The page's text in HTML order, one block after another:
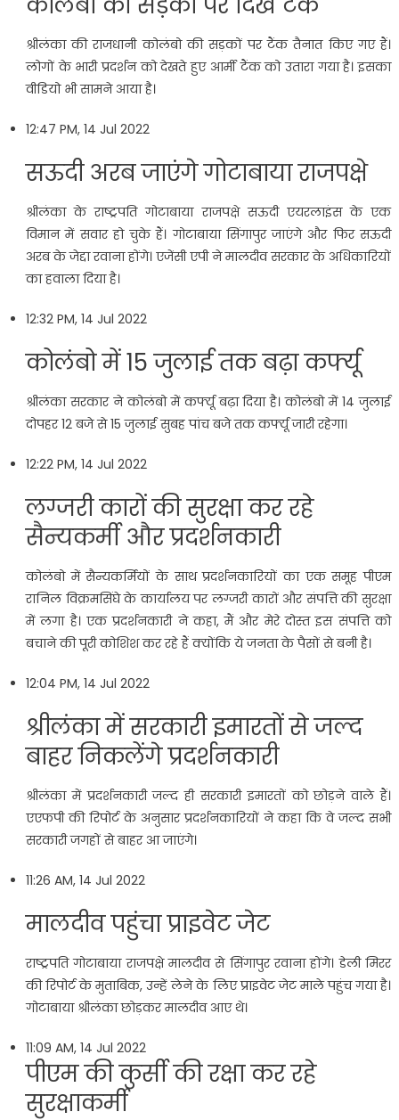
श्रीलंका की राजधानी कोलंबो की सड़कों पर टैंक तैनात किए गए हैं।
लोगों के भारी प्रदर्शन को देखते हुए आर्मी टैंक को उतारा गया है। इसका
वीडियो भी सामने आया है।
12:47 PM, 14 Jul 2022
सऊदी अरब जाएंगे गोटाबाया राजपक्षे
श्रीलंका के राष्ट्रपति गोटाबाया राजपक्षे सऊदी एयरलाइंस के एक
विमान में सवार हो चुके हैं। गोटाबाया सिंगापुर जाएंगे और फिर सऊदी
अरब के जेद्दा रवाना होंगे। एजेंसी एपी ने मालदीव सरकार के अधिकारियों
का हवाला दिया है।
12:32 PM, 14 Jul 2022
कोलंबो में 15 जुलाई तक बढ़ा कर्फ्यू
श्रीलंका सरकार ने कोलंबो में कर्फ्यू बढ़ा दिया है। कोलंबो में 14 जुलाई
दोपहर 12 बजे से 15 जुलाई सुबह पांच बजे तक कर्फ्यू जारी रहेगा।
12:22 PM, 14 Jul 2022
लग्जरी कारों की सुरक्षा कर रहे
सैन्यकर्मी और प्रदर्शनकारी
कोलंबो में सैन्यकर्मियों के साथ प्रदर्शनकारियों का एक समूह पीएम
रानिल विक्रमसिंघे के कार्यालय पर लग्जरी कारों और संपत्ति की सुरक्षा
में लगा है। एक प्रदर्शनकारी ने कहा, मैं और मेरे दोस्त इस संपत्ति को
बचाने की पूरी कोशिश कर रहे हैं क्योंकि ये जनता के पैसों से बनी है।
12:04 PM, 14 Jul 2022
श्रीलंका में सरकारी इमारतों से जल्द
बाहर निकलेंगे प्रदर्शनकारी
श्रीलंका में प्रदर्शनकारी जल्द ही सरकारी इमारतों को छोड़ने वाले हैं।
एएफपी की रिपोर्ट के अनुसार प्रदर्शनकारियों ने कहा कि वे जल्द सभी
सरकारी जगहों से बाहर आ जाएंगे।
11:26 AM, 14 Jul 2022
मालदीव पहुंचा प्राइवेट जेट
राष्ट्रपति गोटाबाया राजपक्षे मालदीव से सिंगापुर रवाना होंगे। डेली मिरर
की रिपोर्ट के मुताबिक, उन्हें लेने के लिए प्राइवेट जेट माले पहुंच गया है।
गोटाबाया श्रीलंका छोड़कर मालदीव आए थे।
11:09 AM, 14 Jul 2022
पीएम की कुर्सी की रक्षा कर रहे
सुरक्षाकर्मी